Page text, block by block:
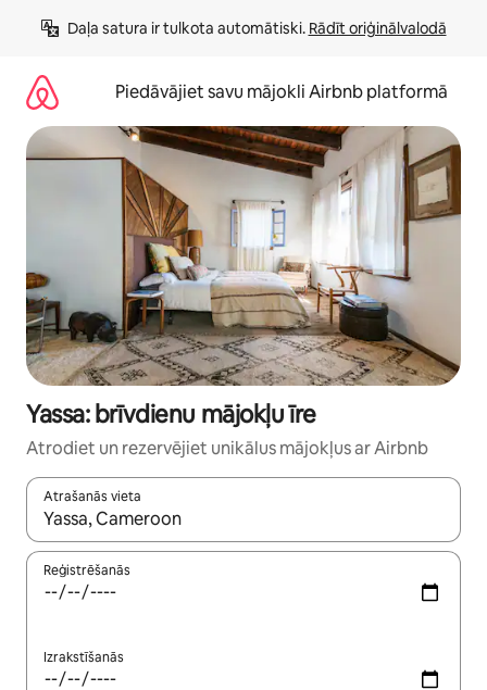
saturu
Daļa satura ir tulkota automātiski. Rādīt oriģinālvalodā
Piedāvājiet savu mājokli Airbnb platformā
Yassa: brīvdienu mājokļu īre
Atrodiet un rezervējiet unikālus mājokļus ar Airbnb
Atrašanās vieta
Kad rezultāti kļūs pieejami, izmantojiet bultiņu uz augšu un
Reģistrēšanās
Izrakstīšanās